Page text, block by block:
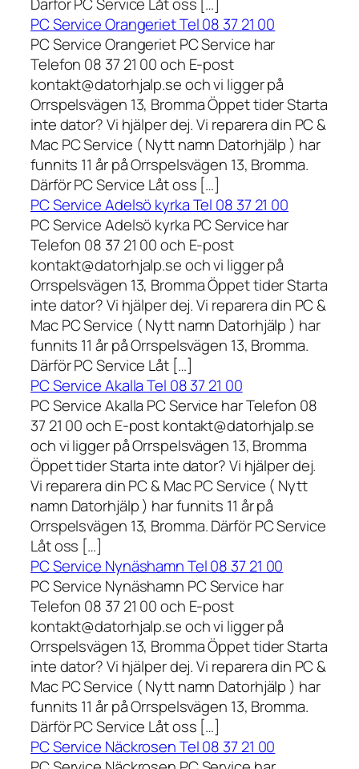
Därför PC Service Låt oss […]
PC Service Orangeriet Tel 08 37 21 00
PC Service Orangeriet PC Service har
Telefon 08 37 21 00 och E-post
kontakt@datorhjalp.se och vi ligger på
Orrspelsvägen 13, Bromma Öppet tider Starta
inte dator? Vi hjälper dej. Vi reparera din PC &
Mac PC Service ( Nytt namn Datorhjälp ) har
funnits 11 år på Orrspelsvägen 13, Bromma.
Därför PC Service Låt oss […]
PC Service Adelsö kyrka Tel 08 37 21 00
PC Service Adelsö kyrka PC Service har
Telefon 08 37 21 00 och E-post
kontakt@datorhjalp.se och vi ligger på
Orrspelsvägen 13, Bromma Öppet tider Starta
inte dator? Vi hjälper dej. Vi reparera din PC &
Mac PC Service ( Nytt namn Datorhjälp ) har
funnits 11 år på Orrspelsvägen 13, Bromma.
Därför PC Service Låt […]
PC Service Akalla Tel 08 37 21 00
PC Service Akalla PC Service har Telefon 08
37 21 00 och E-post kontakt@datorhjalp.se
och vi ligger på Orrspelsvägen 13, Bromma
Öppet tider Starta inte dator? Vi hjälper dej.
Vi reparera din PC & Mac PC Service ( Nytt
namn Datorhjälp ) har funnits 11 år på
Orrspelsvägen 13, Bromma. Därför PC Service
Låt oss […]
PC Service Nynäshamn Tel 08 37 21 00
PC Service Nynäshamn PC Service har
Telefon 08 37 21 00 och E-post
kontakt@datorhjalp.se och vi ligger på
Orrspelsvägen 13, Bromma Öppet tider Starta
inte dator? Vi hjälper dej. Vi reparera din PC &
Mac PC Service ( Nytt namn Datorhjälp ) har
funnits 11 år på Orrspelsvägen 13, Bromma.
Därför PC Service Låt oss […]
PC Service Näckrosen Tel 08 37 21 00